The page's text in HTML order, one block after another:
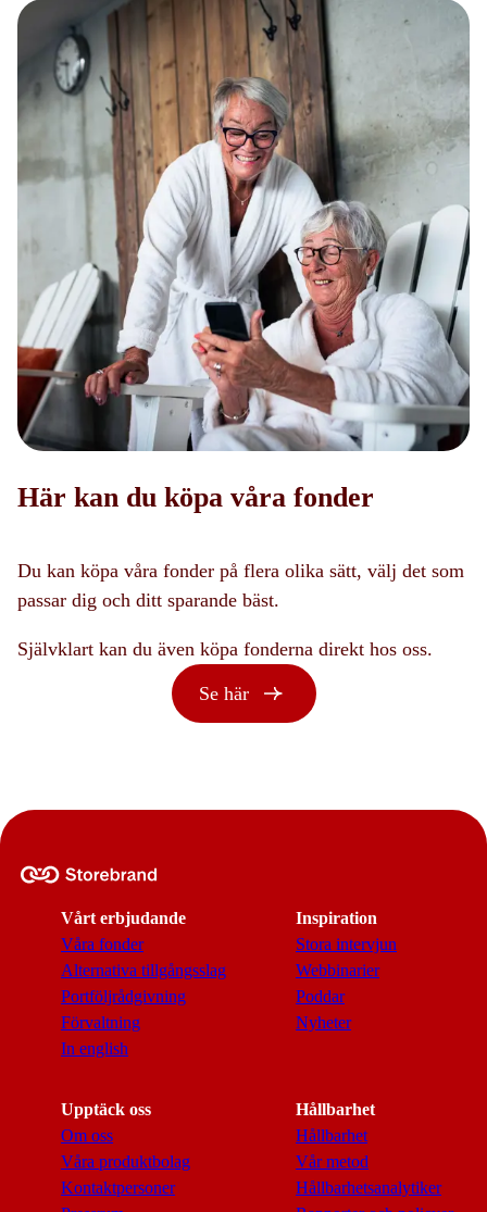
Här kan du köpa våra fonder
Du kan köpa våra fonder på flera olika sätt, välj det som
passar dig och ditt sparande bäst.
Självklart kan du även köpa fonderna direkt hos oss.
Se här
Vårt erbjudande
Våra fonder
Alternativa tillgångsslag
Portföljrådgivning
Förvaltning
In english
Inspiration
Stora intervjun
Webbinarier
Poddar
Nyheter
Upptäck oss
Om oss
Våra produktbolag
Kontaktpersoner
Hållbarhet
Hållbarhet
Vår metod
Hållbarhetsanalytiker